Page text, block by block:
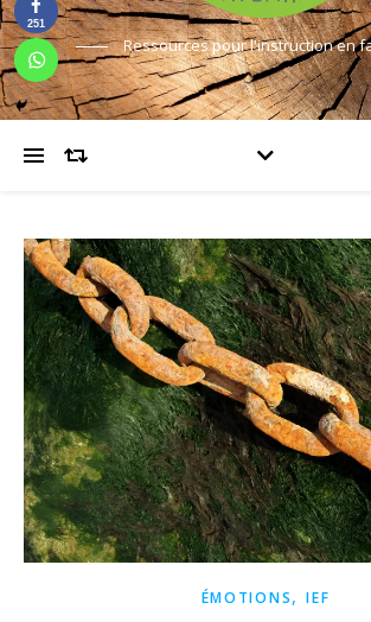
Ressources pour l'instruction en
ÉMOTIONS,IEF
251